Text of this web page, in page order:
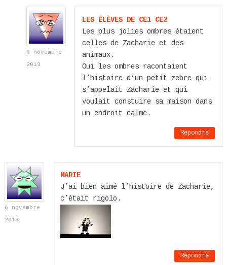
8 novembre
2013
LES ÉLÈVES DE CE1 CE2
Les plus jolies ombres étaient
celles de Zacharie et des
animaux.
Oui les ombres racontaient
l’histoire d’un petit zebre qui
s’appelait Zacharie et qui
voulait constuire sa maison dans
un endroit calme.
Répondre
6 novembre
2013
MARIE
J’ai bien aimé l’histoire de Zacharie,
c’était rigolo.
Répondre